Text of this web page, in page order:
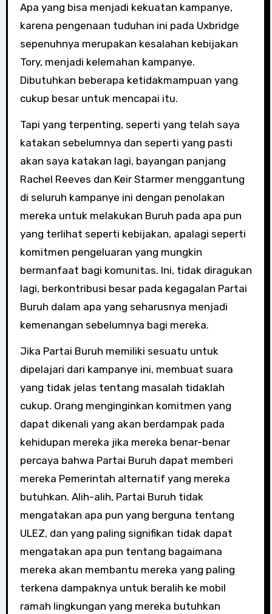
Apa yang bisa menjadi kekuatan kampanye,
karena pengenaan tuduhan ini pada Uxbridge
sepenuhnya merupakan kesalahan kebijakan
Tory, menjadi kelemahan kampanye.
Dibutuhkan beberapa ketidakmampuan yang
cukup besar untuk mencapai itu.
Tapi yang terpenting, seperti yang telah saya
katakan sebelumnya dan seperti yang pasti
akan saya katakan lagi, bayangan panjang
Rachel Reeves dan Keir Starmer menggantung
di seluruh kampanye ini dengan penolakan
mereka untuk melakukan Buruh pada apa pun
yang terlihat seperti kebijakan, apalagi seperti
komitmen pengeluaran yang mungkin
bermanfaat bagi komunitas. Ini, tidak diragukan
lagi, berkontribusi besar pada kegagalan Partai
Buruh dalam apa yang seharusnya menjadi
kemenangan sebelumnya bagi mereka.
Jika Partai Buruh memiliki sesuatu untuk
dipelajari dari kampanye ini, membuat suara
yang tidak jelas tentang masalah tidaklah
cukup. Orang menginginkan komitmen yang
dapat dikenali yang akan berdampak pada
kehidupan mereka jika mereka benar-benar
percaya bahwa Partai Buruh dapat memberi
mereka Pemerintah alternatif yang mereka
butuhkan. Alih-alih, Partai Buruh tidak
mengatakan apa pun yang berguna tentang
ULEZ, dan yang paling signifikan tidak dapat
mengatakan apa pun tentang bagaimana
mereka akan membantu mereka yang paling
terkena dampaknya untuk beralih ke mobil
ramah lingkungan yang mereka butuhkan